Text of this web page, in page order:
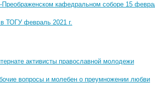
Преображенском кафедральном соборе 15
ТОГУ февраль 2021 г.
активисты православной молодежи
вопросы и молебен о преумножении любви